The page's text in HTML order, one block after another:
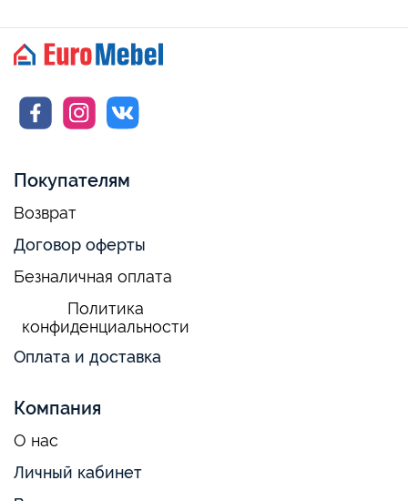
Покупателям
Возврат
Договор оферты
Безналичная оплата
Политика
конфиденциальности
Оплата и доставка
Компания
О нас
Личный кабинет